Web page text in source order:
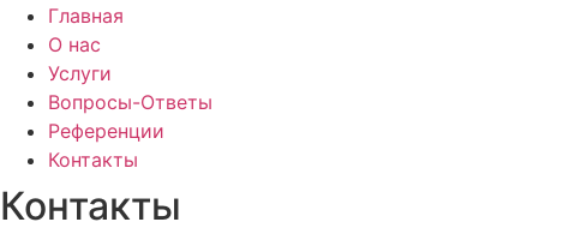
Главная
О нас
Услуги
Вопросы-Ответы
Референции
Контакты
Контакты